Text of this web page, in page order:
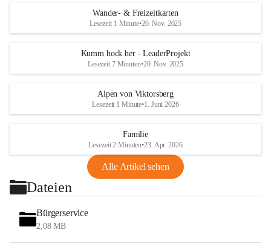
Wander- & Freizeitkarten
Lesezeit 1 Minute•20. Nov. 2025
Kumm hock her - LeaderProjekt
Lesezeit 7 Minuten•20. Nov. 2025
Alpen von Viktorsberg
Lesezeit 1 Minute•1. Juni 2026
Familie
Lesezeit 2 Minuten•23. Apr. 2026
Alle Artikel sehen
Dateien
Bürgerservice
2,08 MB